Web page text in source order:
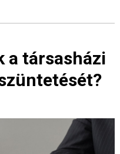
a társasházi